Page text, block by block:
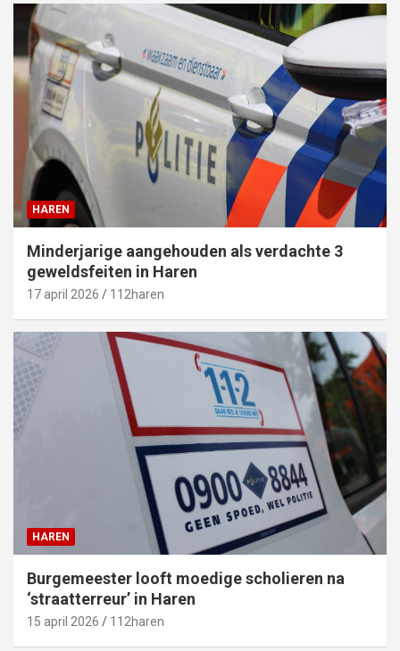
HAREN
Minderjarige aangehouden als verdachte 3
geweldsfeiten in Haren
17 april 2026 112haren
HAREN
Burgemeester looft moedige scholieren na
‘straatterreur’ in Haren
15 april 2026 112haren